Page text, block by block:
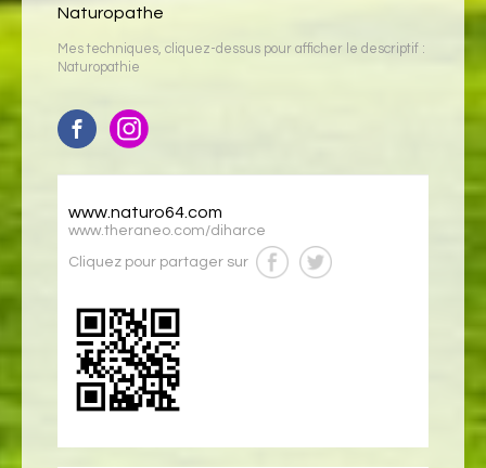
Naturopathe
Mes techniques, cliquez-dessus pour afficher le descriptif :
Naturopathie
www.naturo64.com
www.theraneo.com/diharce
Cliquez pour partager sur